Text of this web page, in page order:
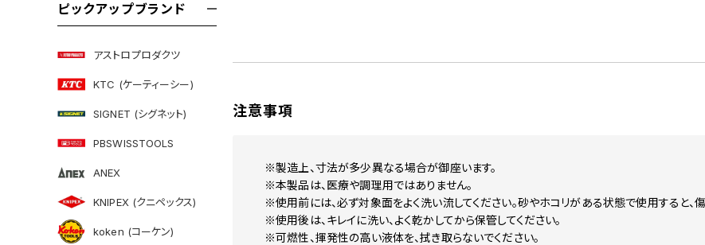
ピックアップブランド
アストロプロダクツ
KTC (ケーティーシー)
SIGNET (シグネット)
PBSWISSTOOLS
ANEX
KNIPEX (クニペックス)
koken (コーケン)
注意事項
※製造上、寸法が多少異なる場合が御座います。
※本製品は、医療や調理用ではありません。
※使用前には、必ず対象面をよく洗い流してください。砂やホコリがある状態で使用すると、
※使用後は、キレイに洗い、よく乾かしてから保管してください。
※可燃性、揮発性の高い液体を、拭き取らないでください。